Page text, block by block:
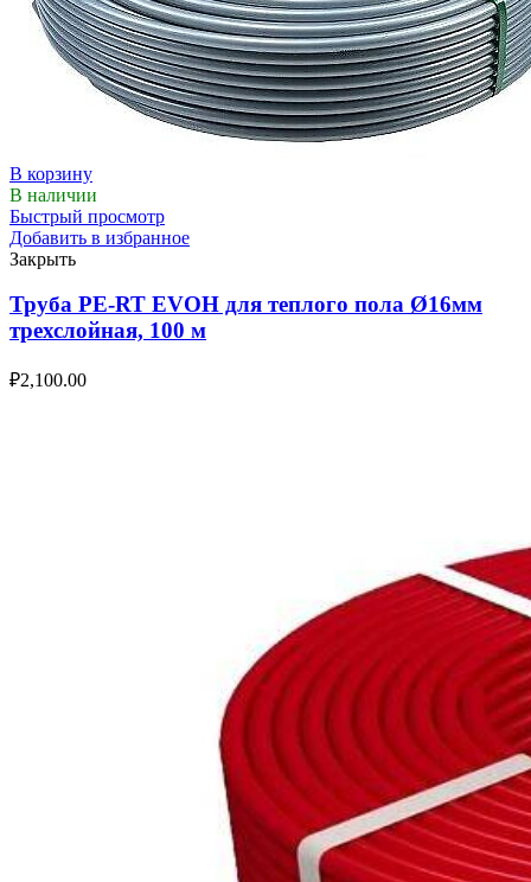
В корзину
В наличии
Быстрый просмотр
Добавить в избранное
Закрыть
Труба PE-RT EVOH для теплого пола Ø16мм
трехслойная, 100 м
₽2,100.00